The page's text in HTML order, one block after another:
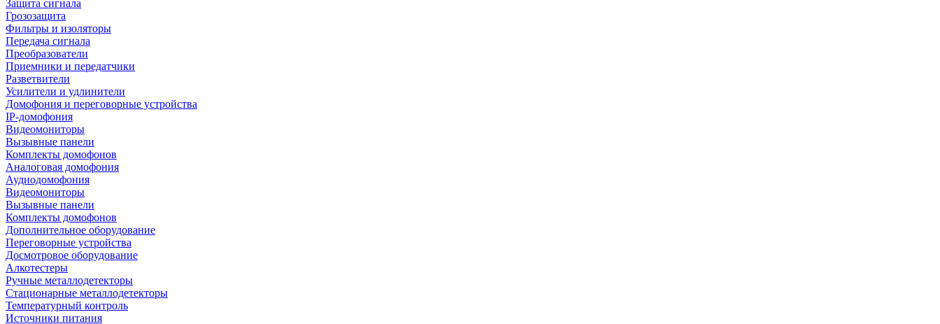
Защита сигнала
Грозозащита
Фильтры и изоляторы
Передача сигнала
Преобразователи
Приемники и передатчики
Разветвители
Усилители и удлинители
Домофония и переговорные устройства
IP-домофония
Видеомониторы
Вызывные панели
Комплекты домофонов
Аналоговая домофония
Аудиодомофония
Видеомониторы
Вызывные панели
Комплекты домофонов
Дополнительное оборудование
Переговорные устройства
Досмотровое оборудование
Алкотестеры
Ручные металлодетекторы
Стационарные металлодетекторы
Температурный контроль
Источники питания